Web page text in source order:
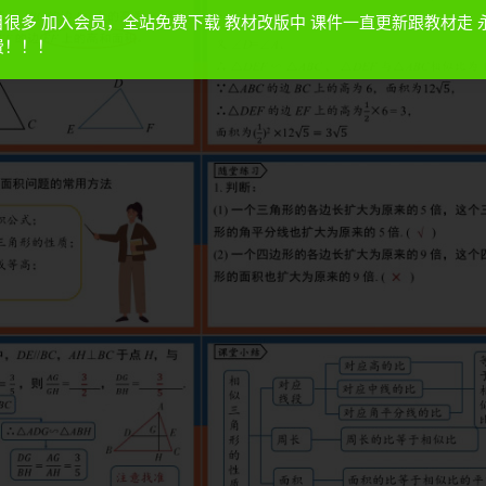
很多 加入会员，全站免费下载 教材改版中 课件一直更新跟教材走
！！